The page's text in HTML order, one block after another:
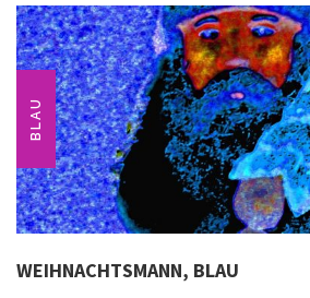
BLAU
WEIHNACHTSMANN, BLAU